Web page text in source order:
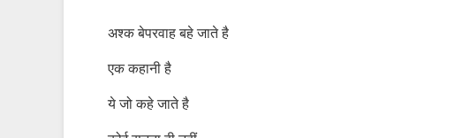
अश्क बेपरवाह बहे जाते है
एक कहानी है
ये जो कहे जाते है